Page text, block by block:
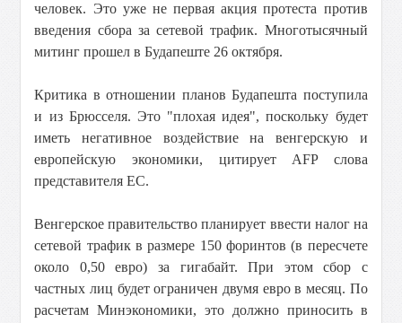
человек. Это уже не первая акция протеста против
введения сбора за сетевой трафик. Многотысячный
митинг прошел в Будапеште 26 октября.
Критика в отношении планов Будапешта поступила
и из Брюсселя. Это "плохая идея", поскольку будет
иметь негативное воздействие на венгерскую и
европейскую экономики, цитирует AFP слова
представителя ЕС.
Венгерское правительство планирует ввести налог на
сетевой трафик в размере 150 форинтов (в пересчете
около 0,50 евро) за гигабайт. При этом сбор с
частных лиц будет ограничен двумя евро в месяц. По
расчетам Минэкономики, это должно приносить в